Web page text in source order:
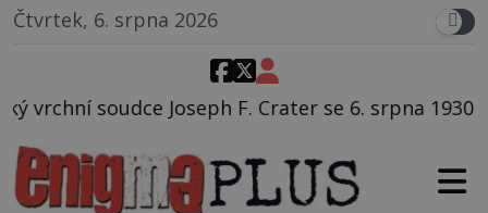
Čtvrtek, 6. srpna 2026
F. Crater se 6. srpna 1930 navečeří ve své